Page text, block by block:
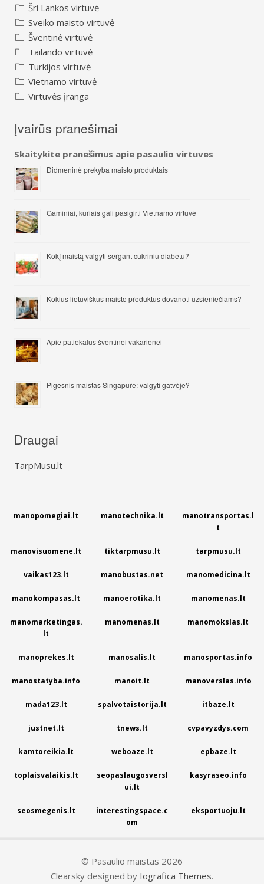
Šri Lankos virtuvė
Sveiko maisto virtuvė
Šventinė virtuvė
Tailando virtuvė
Turkijos virtuvė
Vietnamo virtuvė
Virtuvės įranga
Įvairūs pranešimai
Skaitykite pranešimus apie pasaulio virtuves
Didmeninė prekyba maisto produktais
Gaminiai, kuriais gali pasigirti Vietnamo virtuvė
Kokį maistą valgyti sergant cukriniu diabetu?
Kokius lietuviškus maisto produktus dovanoti užsieniečiams?
Apie patiekalus šventinei vakarienei
Pigesnis maistas Singapūre: valgyti gatvėje?
Draugai
TarpMusu.lt
manopomegiai.lt manotechnika.lt
manotransportas.l
t
manovisuomene.lt tiktarpmusu.lt tarpmusu.lt
vaikas123.lt manobustas.net manomedicina.lt
manokompasas.lt manoerotika.lt manomenas.lt
manomarketingas.
lt
manomenas.lt manomokslas.lt
manoprekes.lt manosalis.lt manosportas.info
manostatyba.info manoit.lt manoverslas.info
mada123.lt spalvotaistorija.lt itbaze.lt
justnet.lt tnews.lt cvpavyzdys.com
kamtoreikia.lt weboaze.lt epbaze.lt
toplaisvalaikis.lt
seopaslaugosversl
ui.lt
kasyraseo.info
seosmegenis.lt
interestingspace.c
om
eksportuoju.lt
© Pasaulio maistas 2026
Clearsky designed by Iografica Themes.